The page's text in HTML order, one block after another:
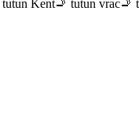
tutun Kent🚬 tutun vrac🚬